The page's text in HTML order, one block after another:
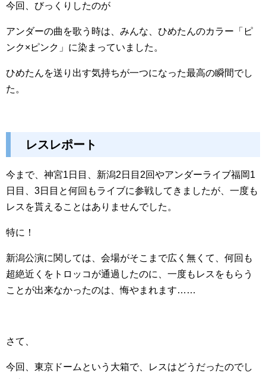
今回、びっくりしたのが
アンダーの曲を歌う時は、みんな、ひめたんのカラー「ピ
ンク×ピンク」に染まっていました。
ひめたんを送り出す気持ちが一つになった最高の瞬間でし
た。
レスレポート
今まで、神宮1日目、新潟2日目2回やアンダーライブ福岡1
日目、3日目と何回もライブに参戦してきましたが、一度も
レスを貰えることはありませんでした。
特に！
新潟公演に関しては、会場がそこまで広く無くて、何回も
超絶近くをトロッコが通過したのに、一度もレスをもらう
ことが出来なかったのは、悔やまれます……
さて、
今回、東京ドームという大箱で、レスはどうだったのでし